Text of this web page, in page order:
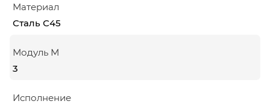
Материал
Сталь С45
Модуль М
3
Исполнение